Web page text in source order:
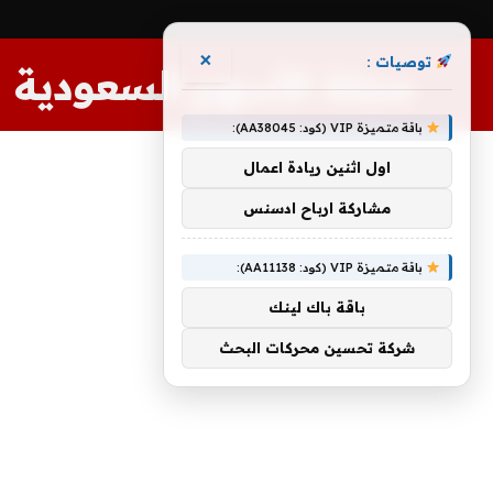
مجلة الأسهم السعودية
توصيات : ×
باقة متميزة VIP (كود: AA38045):
اول اثنين ريادة اعمال
مشاركة ارباح ادسنس
باقة متميزة VIP (كود: AA11138):
باقة باك لينك
شركة تحسين محركات البحث